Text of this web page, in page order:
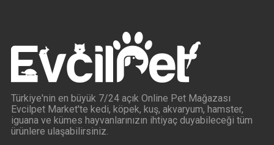
Türkiye'nin en büyük 7/24 açık Online Pet Mağazası
Evcilpet Market'te kedi, köpek, kuş, akvaryum, hamster,
iguana ve kümes hayvanlarınızın ihtiyaç duyabileceği tüm
ürünlere ulaşabilirsiniz.